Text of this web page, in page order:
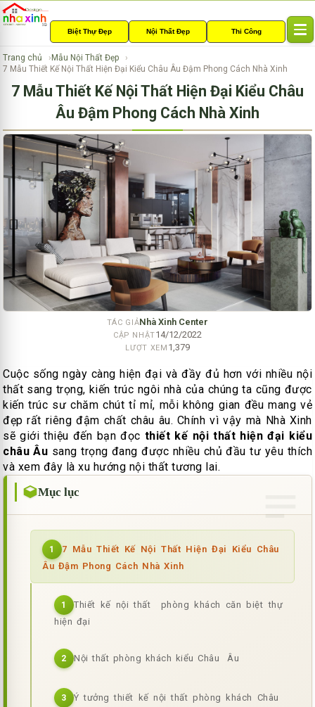
Biệt Thự Đẹp Nội Thất Đẹp Thi Công
l
a
i
i
o
n
Trang chủ
Mẫu Nội Thất Đẹp
7 Mẫu Thiết Kế Nội Thất Hiện Đại Kiểu Châu Âu Đậm Phong Cách Nhà Xinh
7 Mẫu Thiết Kế Nội Thất Hiện Đại Kiểu Châu
Âu Đậm Phong Cách Nhà Xinh
TÁC GIẢNhà Xinh Center
CẬP NHẬT14/12/2022
LƯỢT XEM 1,379
Cuộc sống ngày càng hiện đại và đầy đủ hơn với nhiều nội
thất sang trọng, kiến trúc ngôi nhà của chúng ta cũng được
kiến trúc sư chăm chút tỉ mỉ, mỗi không gian đều mang vẻ
đẹp rất riêng đậm chất châu âu. Chính vì vậy mà Nhà Xinh
sẽ giới thiệu đến bạn đọc thiết kế nội thất hiện đại kiểu
châu Âu sang trọng đang được nhiều chủ đầu tư yêu thích
và xem đây là xu hướng nội thất tương lai.
Mục lục
1
7 Mẫu Thiết Kế Nội Thất Hiện Đại Kiểu Châu
Âu Đậm Phong Cách Nhà Xinh
1
Thiết kế nội thất phòng khách căn biệt thự
hiện đại
2 Nội thất phòng khách kiểu Châu Âu
3
Ý tưởng thiết kế nội thất phòng khách Châu